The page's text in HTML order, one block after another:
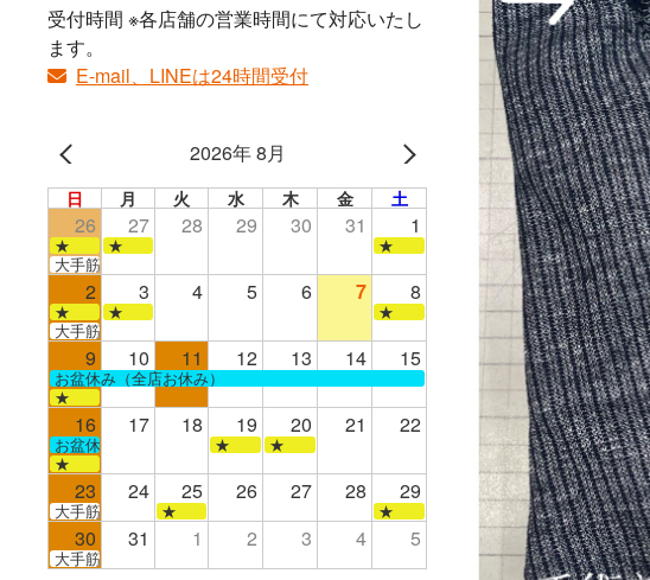
受付時間 ※各店舗の営業時間にて対応いたし
ます。
E-mail、LINEは24時間受付
2026年 8月
日 月 火 水 木 金 土
26 27 28 29 30 31 1
★ ★
★
大手筋店のみ営業
2 3 4 5 6 7 8
★ ★
★
大手筋
9 10 11 12 13 14 15
お盆休み（全店お休み）
★
16 17 18 19 20 21 22
お盆休み（全店お休み）★
★
★
23 24 25 26 27 28 29
大手筋 ★ ★
30 31 1 2 3 4 5
大手筋